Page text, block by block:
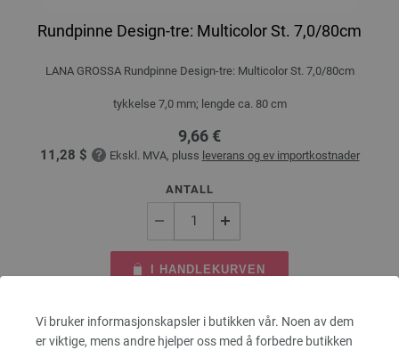
Vi bruker informasjonskapsler i butikken vår. Noen av dem
er viktige, mens andre hjelper oss med å forbedre butikken
Rundpinne Design-tre: Multicolor St. 7,0/80cm
LANA GROSSA Rundpinne Design-tre: Multicolor St. 7,0/80cm
tykkelse 7,0 mm; lengde ca. 80 cm
9,66 €
11,28 $ Ekskl. MVA, pluss leverans og ev importkostnader
ANTALL
I HANDLEKURVEN
På handlelisten